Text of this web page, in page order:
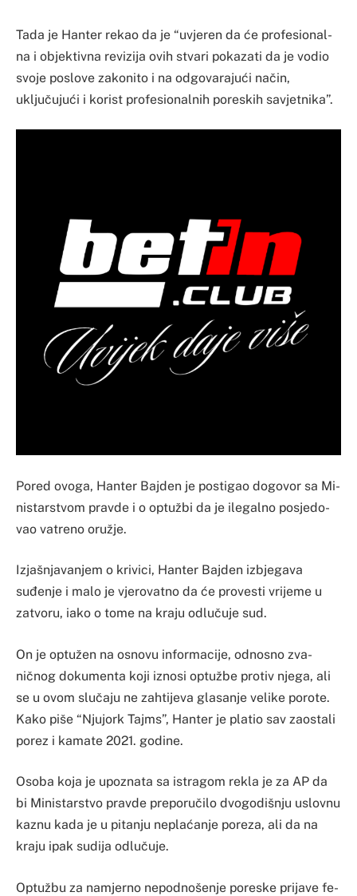
Ta­da je Han­ter re­kao da je “uvje­ren da će pro­fe­si­onal­
na i obje­kti­vna re­vi­zi­ja ovih stva­ri po­ka­za­ti da je vo­dio
svo­je po­slo­ve za­ko­ni­to i na od­go­va­ra­jući način,
uključujući i ko­rist pro­fe­si­onal­nih po­res­kih sa­vje­tni­ka”.
Po­red ovo­ga, Han­ter Baj­den je pos­ti­gao do­go­vor sa Mi­
nis­tar­stvom prav­de i o op­tužbi da je ile­gal­no po­sje­do­
vao va­tre­no oružje.
Izjaš­nja­va­njem o kri­vi­ci, Han­ter Baj­den iz­bje­ga­va
suđenje i ma­lo je vje­ro­va­tno da će pro­ves­ti vri­je­me u
za­tvo­ru, iako o to­me na kra­ju odlučuje sud.
On je op­tužen na osno­vu in­for­ma­ci­je, odno­sno zva­
ničnog do­ku­men­ta ko­ji izno­si op­tužbe pro­tiv nje­ga, ali
se u ovom slučaju ne za­hti­je­va gla­sa­nje ve­li­ke po­ro­te.
Ka­ko pi­še “Njujork Tajms”, Han­ter je pla­tio sav za­os­ta­li
po­rez i ka­ma­te 2021. go­di­ne.
Oso­ba ko­ja je upo­zna­ta sa is­tra­gom re­kla je za AP da
bi Mi­nis­tar­stvo prav­de pre­po­ručilo dvo­go­diš­nju uslo­vnu
ka­znu ka­da je u pi­ta­nju ne­plaćanje po­re­za, ali da na
kra­ju ipak su­di­ja odlučuje.
Op­tužbu za na­mjer­no ne­po­dno­še­nje po­res­ke pri­ja­ve fe­